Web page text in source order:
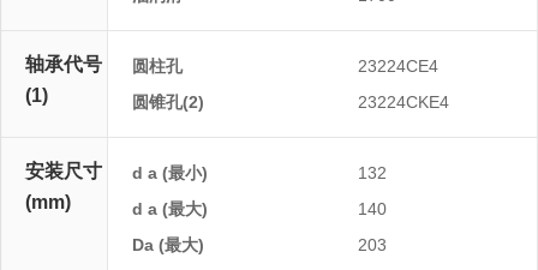
轴承代号
(1)
圆柱孔
23224CE4
圆锥孔(2)
23224CKE4
安装尺寸
(mm)
d a (最小)
132
d a (最大)
140
Da (最大)
203